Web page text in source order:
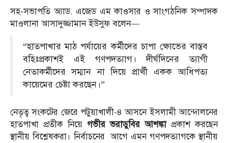
সহ-সভাপতি অ্যাড. এজেড এম কাওসার ও সাংগঠনিক সম্পাদক
মাওলানা আসাদুজ্জামান ইউসুফ বলেন—
“হাতপাখার মাঠ পর্যায়ের কর্মীদের চাপা ক্ষোভের বাস্তব
বহিঃপ্রকাশই এই গণপদত্যাগ। দীর্ঘদিনের ত্যাগী
নেতাকর্মীদের সম্মান না দিয়ে প্রার্থী একক আধিপত্য
কায়েমের চেষ্টা করছেন।”
নেতৃত্ব সংকটের জেরে পটুয়াখালী-৪ আসনে ইসলামী আন্দোলনের
হাতপাখা প্রতীক নিয়ে গভীর ভরাডুবির আশঙ্কাপ্রকাশ করছেন
স্থানীয় বিশ্লেষকরা। নির্বাচনের আগে এমন গণপদত্যাগকে স্থানীয়